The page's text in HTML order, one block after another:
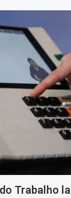
Trabalho